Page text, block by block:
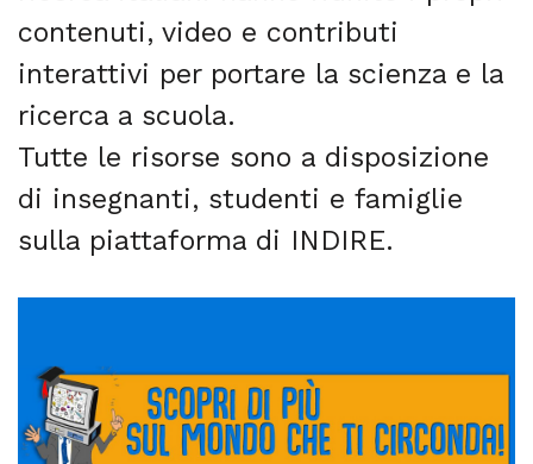
contenuti, video e contributi
interattivi per portare la scienza e la
ricerca a scuola.
Tutte le risorse sono a disposizione
di insegnanti, studenti e famiglie
sulla piattaforma di INDIRE.